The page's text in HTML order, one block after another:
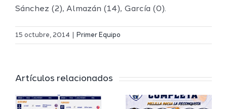
Sánchez (2), Almazán (14), García (0).
15 octubre, 2014 Primer Equipo
Artículos relacionados
El Melilla
del
Definidos